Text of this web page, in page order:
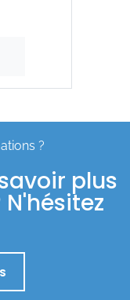
?
plus